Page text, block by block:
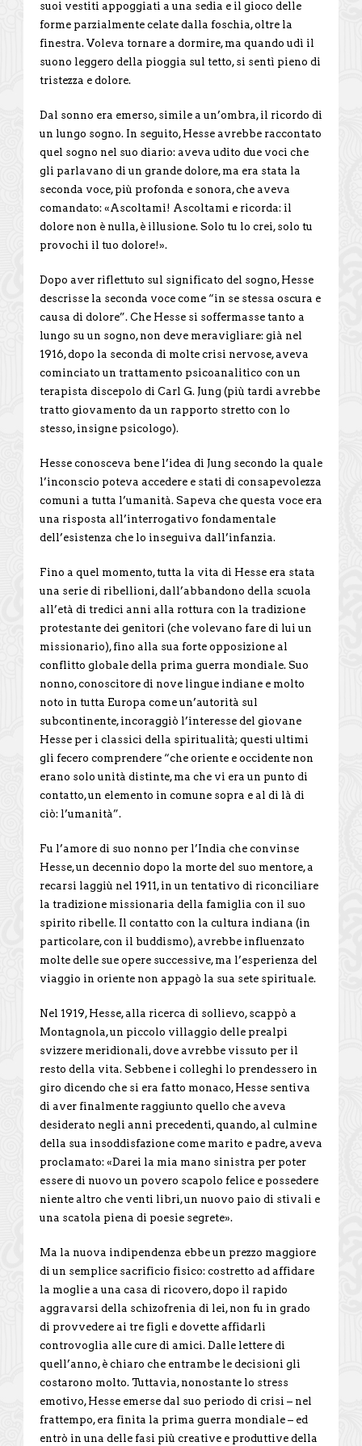
suoi vestiti appoggiati a una sedia e il gioco delle
forme parzialmente celate dalla foschia, oltre la
finestra. Voleva tornare a dormire, ma quando udì il
suono leggero della pioggia sul tetto, si sentì pieno di
tristezza e dolore.
Dal sonno era emerso, simile a un’ombra, il ricordo di
un lungo sogno. In seguito, Hesse avrebbe raccontato
quel sogno nel suo diario: aveva udito due voci che
gli parlavano di un grande dolore, ma era stata la
seconda voce, più profonda e sonora, che aveva
comandato: «Ascoltami! Ascoltami e ricorda: il
dolore non è nulla, è illusione. Solo tu lo crei, solo tu
provochi il tuo dolore!».
Dopo aver riflettuto sul significato del sogno, Hesse
descrisse la seconda voce come “in se stessa oscura e
causa di dolore”. Che Hesse si soffermasse tanto a
lungo su un sogno, non deve meravigliare: già nel
1916, dopo la seconda di molte crisi nervose, aveva
cominciato un trattamento psicoanalitico con un
terapista discepolo di Carl G. Jung (più tardi avrebbe
tratto giovamento da un rapporto stretto con lo
stesso, insigne psicologo).
Hesse conosceva bene l’idea di Jung secondo la quale
l’inconscio poteva accedere e stati di consapevolezza
comuni a tutta l’umanità. Sapeva che questa voce era
una risposta all’interrogativo fondamentale
dell’esistenza che lo inseguiva dall’infanzia.
Fino a quel momento, tutta la vita di Hesse era stata
una serie di ribellioni, dall’abbandono della scuola
all’età di tredici anni alla rottura con la tradizione
protestante dei genitori (che volevano fare di lui un
missionario), fino alla sua forte opposizione al
conflitto globale della prima guerra mondiale. Suo
nonno, conoscitore di nove lingue indiane e molto
noto in tutta Europa come un’autorità sul
subcontinente, incoraggiò l’interesse del giovane
Hesse per i classici della spiritualità; questi ultimi
gli fecero comprendere “che oriente e occidente non
erano solo unità distinte, ma che vi era un punto di
contatto, un elemento in comune sopra e al di là di
ciò: l’umanità”.
Fu l’amore di suo nonno per l’India che convinse
Hesse, un decennio dopo la morte del suo mentore, a
recarsi laggiù nel 1911, in un tentativo di riconciliare
la tradizione missionaria della famiglia con il suo
spirito ribelle. Il contatto con la cultura indiana (in
particolare, con il buddismo), avrebbe influenzato
molte delle sue opere successive, ma l’esperienza del
viaggio in oriente non appagò la sua sete spirituale.
Nel 1919, Hesse, alla ricerca di sollievo, scappò a
Montagnola, un piccolo villaggio delle prealpi
svizzere meridionali, dove avrebbe vissuto per il
resto della vita. Sebbene i colleghi lo prendessero in
giro dicendo che si era fatto monaco, Hesse sentiva
di aver finalmente raggiunto quello che aveva
desiderato negli anni precedenti, quando, al culmine
della sua insoddisfazione come marito e padre, aveva
proclamato: «Darei la mia mano sinistra per poter
essere di nuovo un povero scapolo felice e possedere
niente altro che venti libri, un nuovo paio di stivali e
una scatola piena di poesie segrete».
Ma la nuova indipendenza ebbe un prezzo maggiore
di un semplice sacrificio fisico: costretto ad affidare
la moglie a una casa di ricovero, dopo il rapido
aggravarsi della schizofrenia di lei, non fu in grado
di provvedere ai tre figli e dovette affidarli
controvoglia alle cure di amici. Dalle lettere di
quell’anno, è chiaro che entrambe le decisioni gli
costarono molto. Tuttavia, nonostante lo stress
emotivo, Hesse emerse dal suo periodo di crisi – nel
frattempo, era finita la prima guerra mondiale – ed
entrò in una delle fasi più creative e produttive della